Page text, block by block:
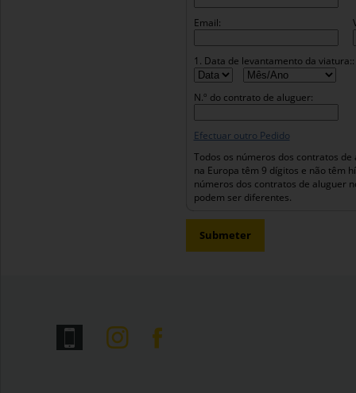
Email:
1. Data de levantamento da viatura::
N.º do contrato de aluguer:
Efectuar outro Pedido
Todos os números dos contratos de
na Europa têm 9 dígitos e não têm
números dos contratos de aluguer
podem ser diferentes.
Submeter